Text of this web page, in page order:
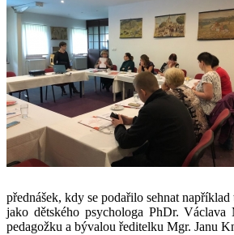
přednášek, kdy se podařilo sehnat
jako dětského psychologa PhDr. Václava
pedagožku a bývalou ředitelku Mgr. Janu